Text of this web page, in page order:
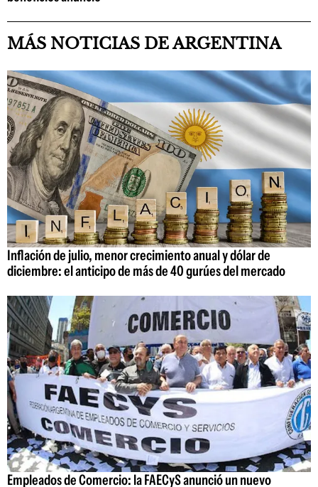
MÁS NOTICIAS DE ARGENTINA
Inflación de julio, menor crecimiento anual y dólar de
diciembre: el anticipo de más de 40 gurúes del mercado
Empleados de Comercio: la FAECyS anunció un nuevo